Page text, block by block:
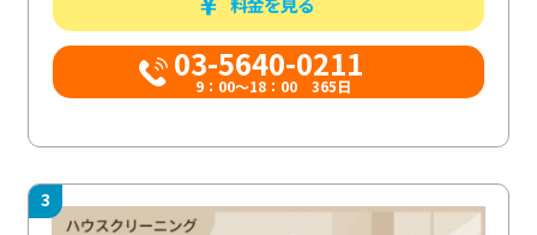
03-5640-0211
9：00～18：00 365日
3